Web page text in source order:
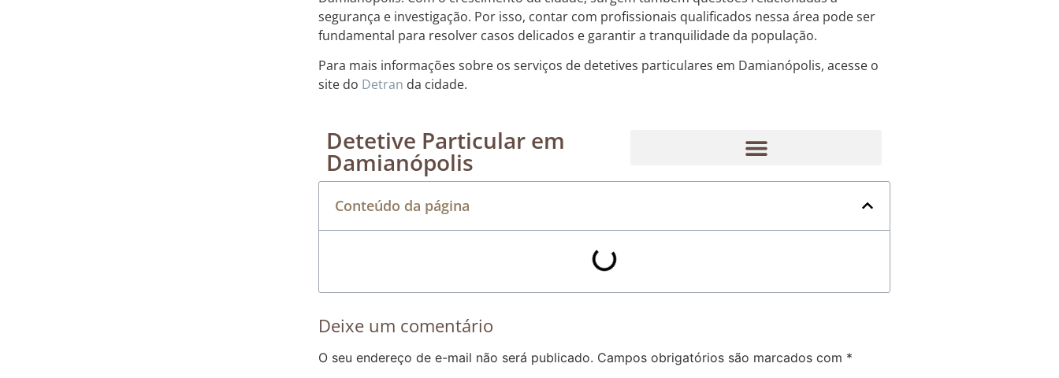
segurança e investigação. Por isso, contar com profissionais qualificados nessa área pode ser
fundamental para resolver casos delicados e garantir a tranquilidade da população.
Para mais informações sobre os serviços de detetives particulares em Damianópolis, acesse o
site do Detran da cidade.
Detetive Particular em
Damianópolis
Conteúdo da página
Deixe um comentário
O seu endereço de e-mail não será publicado. Campos obrigatórios são marcados com *